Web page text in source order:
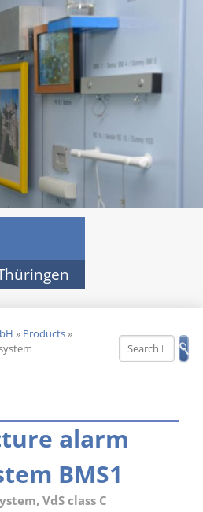
» Products»
alarm
BMS1
VdS class C